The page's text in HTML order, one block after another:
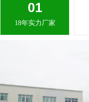
01
18年实力厂家